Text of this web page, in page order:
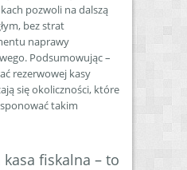
pozwoli na dalszą
bez strat
naprawy
Podsumowując –
rezerwowej kasy
się okoliczności, które
takim
kasa fiskalna – to